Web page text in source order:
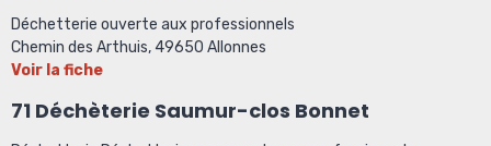
Déchetterie ouverte aux professionnels
Chemin des Arthuis, 49650 Allonnes
Voir la fiche
71 Déchèterie Saumur-clos Bonnet